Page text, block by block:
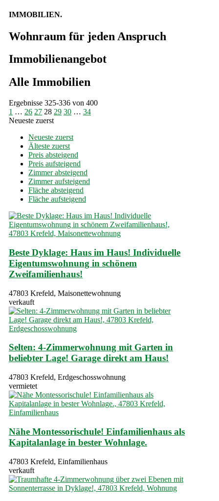
IMMOBILIEN.
Wohnraum für jeden Anspruch
Immobilien­angebot
Alle Immobilien
Ergebnisse 325-336 von 400
1 … 26 27 28 29 30 … 34
Neueste zuerst
Neueste zuerst
Älteste zuerst
Preis absteigend
Preis aufsteigend
Zimmer absteigend
Zimmer aufsteigend
Fläche absteigend
Fläche aufsteigend
Beste Dyklage: Haus im Haus! Individuelle
Eigentumswohnung in schönem
Zweifamilienhaus!
47803 Krefeld, Maisonettewohnung
verkauft
Selten: 4-Zimmerwohnung mit Garten in
beliebter Lage! Garage direkt am Haus!
47803 Krefeld, Erdgeschosswohnung
vermietet
Nähe Montessorischule! Einfamilienhaus als
Kapitalanlage in bester Wohnlage.
47803 Krefeld, Einfamilienhaus
verkauft